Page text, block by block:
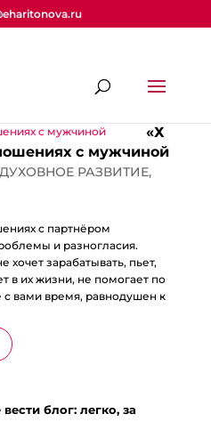
«Х
с мужчиной
РАЗВИТИЕ,
с партнёром
и разногласия.
зарабатывать, пьет,
в их жизни, не помогает по
вами время, равнодушен к
блог: легко, за